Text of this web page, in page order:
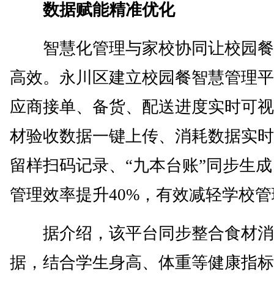
数据赋能精准优化
智慧化管理与家校协同让校园餐
高效。永川区建立校园餐智慧管理
应商接单、备货、配送进度实时可
材验收数据一键上传、消耗数据实
留样扫码记录、“九本台账”同步生
管理效率提升40%，有效减轻学校
据介绍，该平台同步整合食材消
据，结合学生身高、体重等健康指